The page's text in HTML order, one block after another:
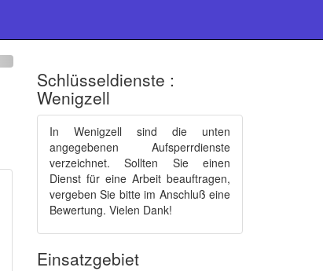
Schlüsseldienste :
Wenigzell
In Wenigzell sind die unten
angegebenen Aufsperrdienste
verzeichnet. Sollten Sie einen
Dienst für eine Arbeit beauftragen,
vergeben Sie bitte im Anschluß eine
Bewertung. Vielen Dank!
Einsatzgebiet